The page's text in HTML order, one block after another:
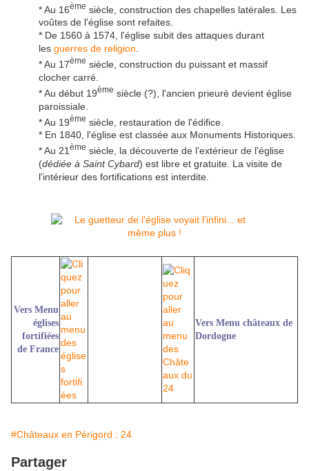
* Au 16ème siècle, construction des chapelles latérales. Les
voûtes de l'église sont refaites.
* De 1560 à 1574, l'église subit des attaques durant
les guerres de religion.
* Au 17ème siècle, construction du puissant et massif
clocher carré.
* Au début 19ème siècle (?), l'ancien prieuré devient église
paroissiale.
* Au 19ème siècle, restauration de l'édifice.
* En 1840, l'église est classée aux Monuments Historiques.
* Au 21 ème siècle, la découverte de l'extérieur de l'église
(dédiée à Saint Cybard) est libre et gratuite. La visite de
l'intérieur des fortifications est interdite.
Vers Menu
églises
fortifiées
de France
Vers Menu châteaux de
Dordogne
#Châteaux en Périgord : 24
Partager